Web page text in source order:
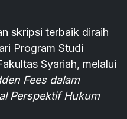
skripsi terbaik diraih
Program Studi
Syariah, melalui
Fees dalam
Perspektif Hukum